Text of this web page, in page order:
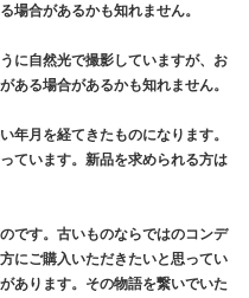
場合があるかも知れません。
に自然光で撮影していますが、お
ある場合があるかも知れません。
年月を経てきたものになります。
ています。新品を求められる方は
です。古いものならではのコンデ
にご購入いただきたいと思ってい
あります。その物語を繋いでいた